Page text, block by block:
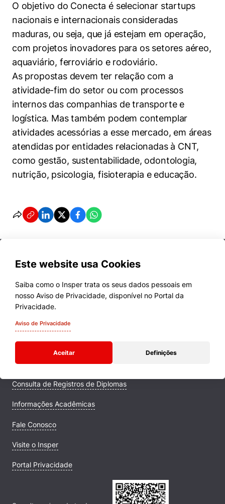
O objetivo do Conecta é selecionar startups
nacionais e internacionais consideradas
maduras, ou seja, que já estejam em operação,
com projetos inovadores para os setores aéreo,
aquaviário, ferroviário e rodoviário.
As propostas devem ter relação com a
atividade-fim do setor ou com processos
internos das companhias de transporte e
logística. Mas também podem contemplar
atividades acessórias a esse mercado, em áreas
atendidas por entidades relacionadas à CNT,
como gestão, sustentabilidade, odontologia,
nutrição, psicologia, fisioterapia e educação.
Este website usa Cookies
Saiba como o Insper trata os seus dados pessoais em
nosso Aviso de Privacidade, disponível no Portal da
Privacidade.
Aviso de Privacidade
Aceitar Definições
Cursos
Quem Somos
Comunidade Transforme
Campus
Consulta de Registros de Diplomas
Informações Acadêmicas
Fale Conosco
Visite o Insper
Portal Privacidade